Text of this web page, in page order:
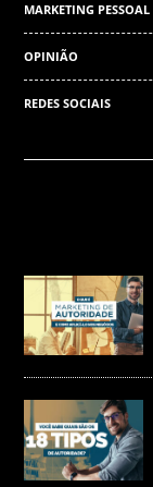
MARKETING PESSOAL
OPINIÃO
REDES SOCIAIS